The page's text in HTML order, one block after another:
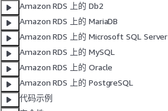
Amazon RDS 上的 Db2
Amazon RDS 上的 MariaDB
Amazon RDS 上的 Microsoft SQL Server
Amazon RDS 上的 MySQL
Amazon RDS 上的 Oracle
Amazon RDS 上的 PostgreSQL
代码示例